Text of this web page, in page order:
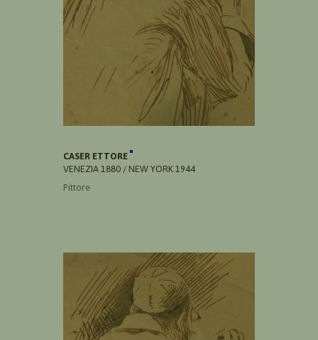
CASER ETTORE
VENEZIA 1880 / NEW YORK 1944
Pittore